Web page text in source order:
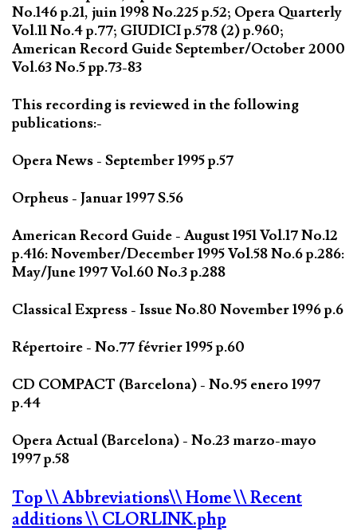
No.146 p.21, juin 1998 No.225 p.52; Opera Quarterly
Vol.11 No.4 p.77; GIUDICI p.578 (2) p.960;
American Record Guide September/October 2000
Vol.63 No.5 pp.73-83
This recording is reviewed in the following
publications:-
Opera News - September 1995 p.57
Orpheus - Januar 1997 S.56
American Record Guide - August 1951 Vol.17 No.12
p.416: November/December 1995 Vol.58 No.6 p.286:
May/June 1997 Vol.60 No.3 p.288
Classical Express - Issue No.80 November 1996 p.6
Répertoire - No.77 février 1995 p.60
CD COMPACT (Barcelona) - No.95 enero 1997
p.44
Opera Actual (Barcelona) - No.23 marzo-mayo
1997 p.58
Top\\ Abbreviations\\ Home\\ Recent
additions\\ CLORLINK.php